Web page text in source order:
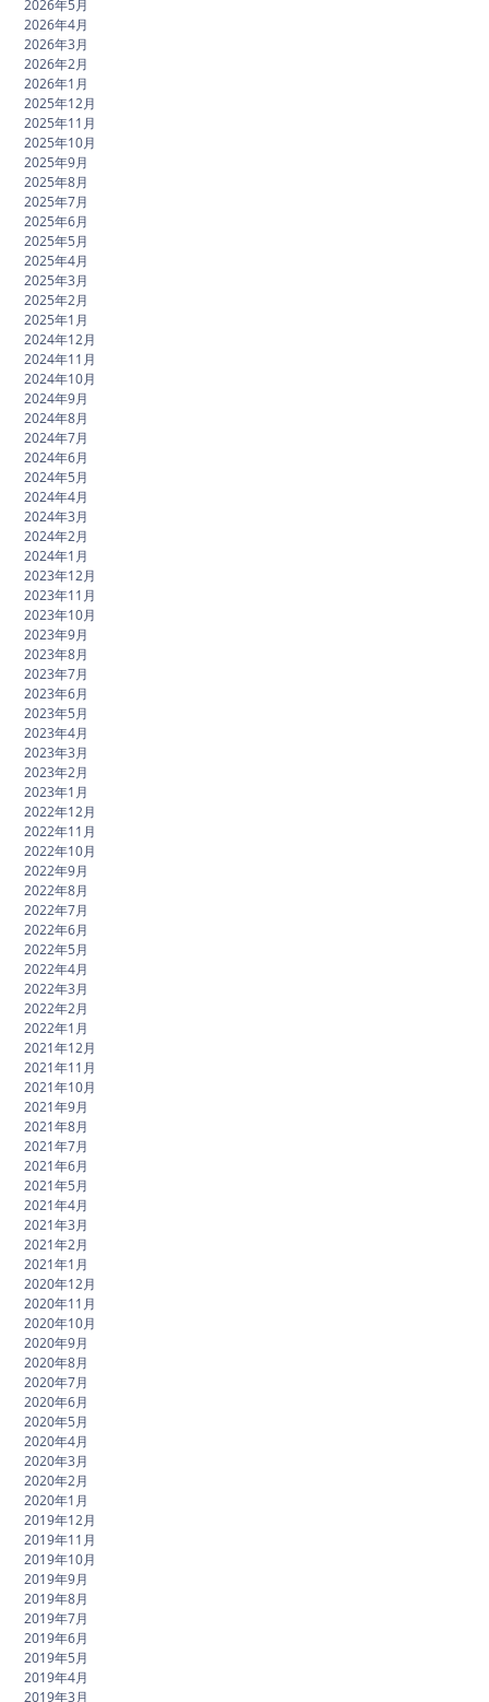
2026年5月
2026年4月
2026年3月
2026年2月
2026年1月
2025年12月
2025年11月
2025年10月
2025年9月
2025年8月
2025年7月
2025年6月
2025年5月
2025年4月
2025年3月
2025年2月
2025年1月
2024年12月
2024年11月
2024年10月
2024年9月
2024年8月
2024年7月
2024年6月
2024年5月
2024年4月
2024年3月
2024年2月
2024年1月
2023年12月
2023年11月
2023年10月
2023年9月
2023年8月
2023年7月
2023年6月
2023年5月
2023年4月
2023年3月
2023年2月
2023年1月
2022年12月
2022年11月
2022年10月
2022年9月
2022年8月
2022年7月
2022年6月
2022年5月
2022年4月
2022年3月
2022年2月
2022年1月
2021年12月
2021年11月
2021年10月
2021年9月
2021年8月
2021年7月
2021年6月
2021年5月
2021年4月
2021年3月
2021年2月
2021年1月
2020年12月
2020年11月
2020年10月
2020年9月
2020年8月
2020年7月
2020年6月
2020年5月
2020年4月
2020年3月
2020年2月
2020年1月
2019年12月
2019年11月
2019年10月
2019年9月
2019年8月
2019年7月
2019年6月
2019年5月
2019年4月
2019年3月